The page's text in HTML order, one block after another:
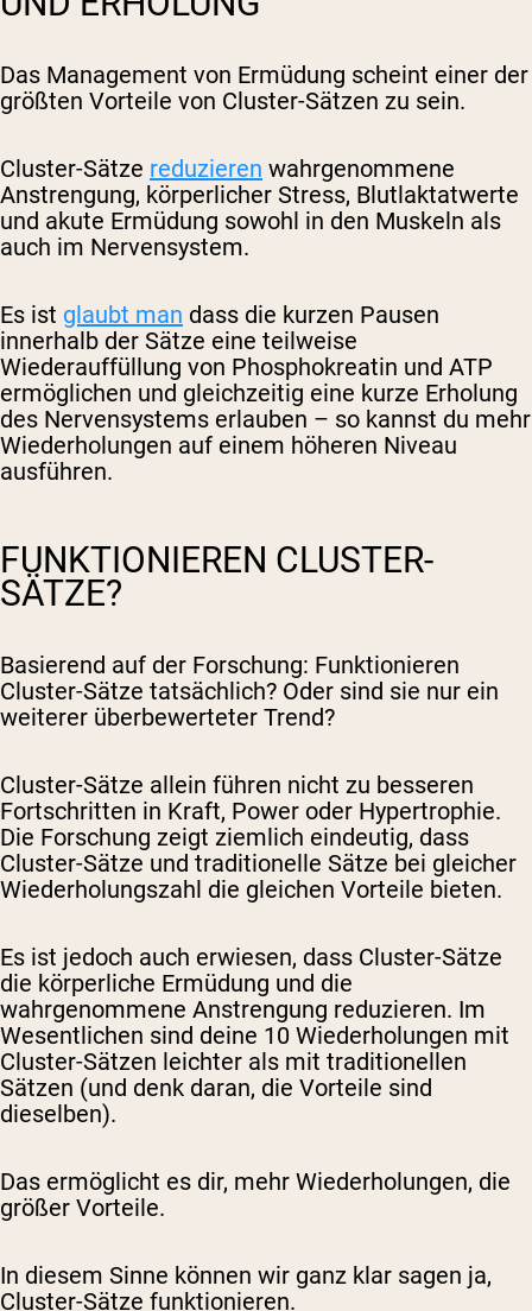
Das Management von Ermüdung scheint einer der
größten Vorteile von Cluster-Sätzen zu sein.
Cluster-Sätze reduzieren wahrgenommene
Anstrengung, körperlicher Stress, Blutlaktatwerte
und akute Ermüdung sowohl in den Muskeln als
auch im Nervensystem.
Es ist glaubt man dass die kurzen Pausen
innerhalb der Sätze eine teilweise
Wiederauffüllung von Phosphokreatin und ATP
ermöglichen und gleichzeitig eine kurze Erholung
des Nervensystems erlauben – so kannst du mehr
Wiederholungen auf einem höheren Niveau
ausführen.
FUNKTIONIEREN CLUSTER-
SÄTZE?
Basierend auf der Forschung: Funktionieren
Cluster-Sätze tatsächlich? Oder sind sie nur ein
weiterer überbewerteter Trend?
Cluster-Sätze allein führen nicht zu besseren
Fortschritten in Kraft, Power oder Hypertrophie.
Die Forschung zeigt ziemlich eindeutig, dass
Cluster-Sätze und traditionelle Sätze bei gleicher
Wiederholungszahl die gleichen Vorteile bieten.
Es ist jedoch auch erwiesen, dass Cluster-Sätze
die körperliche Ermüdung und die
wahrgenommene Anstrengung reduzieren. Im
Wesentlichen sind deine 10 Wiederholungen mit
Cluster-Sätzen leichter als mit traditionellen
Sätzen (und denk daran, die Vorteile sind
dieselben).
Das ermöglicht es dir, mehr Wiederholungen, die
größer Vorteile.
In diesem Sinne können wir ganz klar sagen ja,
Cluster-Sätze funktionieren.